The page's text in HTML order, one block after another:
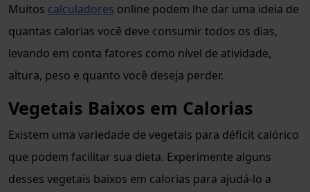
Muitos calculadores online podem lhe dar uma ideia de
quantas calorias você deve consumir todos os dias,
levando em conta fatores como nível de atividade,
altura, peso e quanto você deseja perder.
Vegetais Baixos em Calorias
Existem uma variedade de vegetais para déficit calórico
que podem facilitar sua dieta. Experimente alguns
desses vegetais baixos em calorias para ajudá-lo a